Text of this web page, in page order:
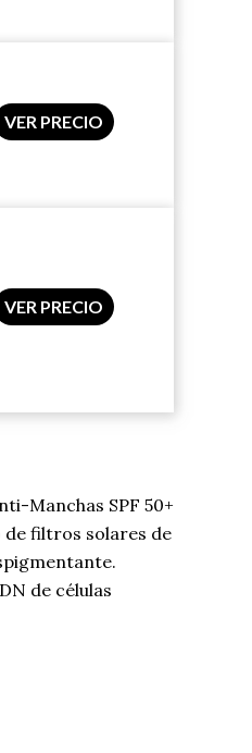
VER PRECIO
VER PRECIO
Manchas SPF 50+
de filtros solares de
de células